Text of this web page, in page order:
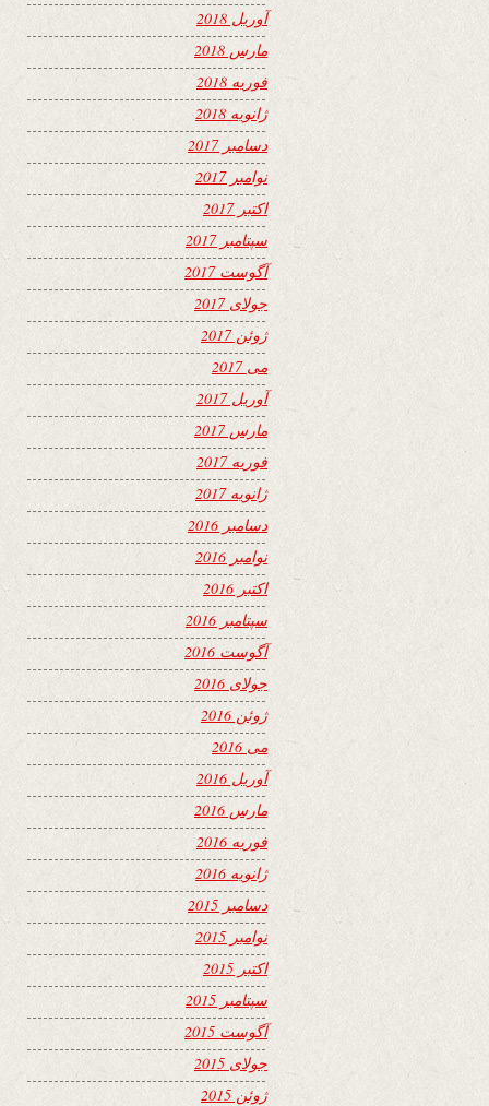
آوریل 2018
مارس 2018
فوریه 2018
ژانویه 2018
دسامبر 2017
نوامبر 2017
اکتبر 2017
سپتامبر 2017
آگوست 2017
جولای 2017
ژوئن 2017
می 2017
آوریل 2017
مارس 2017
فوریه 2017
ژانویه 2017
دسامبر 2016
نوامبر 2016
اکتبر 2016
سپتامبر 2016
آگوست 2016
جولای 2016
ژوئن 2016
می 2016
آوریل 2016
مارس 2016
فوریه 2016
ژانویه 2016
دسامبر 2015
نوامبر 2015
اکتبر 2015
سپتامبر 2015
آگوست 2015
جولای 2015
ژوئن 2015